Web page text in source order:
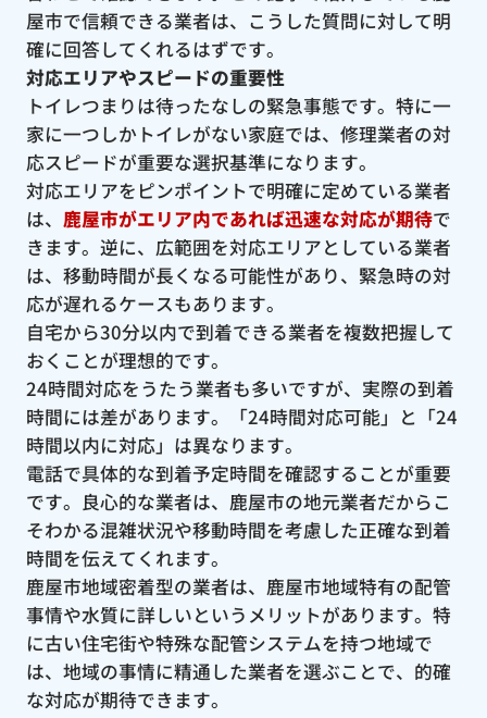
屋市で信頼できる業者は、こうした質問に対して明
確に回答してくれるはずです。
対応エリアやスピードの重要性
トイレつまりは待ったなしの緊急事態です。特に一
家に一つしかトイレがない家庭では、修理業者の対
応スピードが重要な選択基準になります。
対応エリアをピンポイントで明確に定めている業者
は、 鹿屋市がエリア内であれば迅速な対応が期待で
きます。逆に、広範囲を対応エリアとしている業者
は、移動時間が長くなる可能性があり、緊急時の対
応が遅れるケースもあります。
自宅から30分以内で到着できる業者を複数把握して
おくことが理想的です。
24時間対応をうたう業者も多いですが、実際の到着
時間には差があります。「24時間対応可能」と「24
時間以内に対応」は異なります。
電話で具体的な到着予定時間を確認することが重要
です。良心的な業者は、鹿屋市の地元業者だからこ
そわかる混雑状況や移動時間を考慮した正確な到着
時間を伝えてくれます。
鹿屋市地域密着型の業者は、鹿屋市地域特有の配管
事情や水質に詳しいというメリットがあります。特
に古い住宅街や特殊な配管システムを持つ地域で
は、地域の事情に精通した業者を選ぶことで、的確
な対応が期待できます。